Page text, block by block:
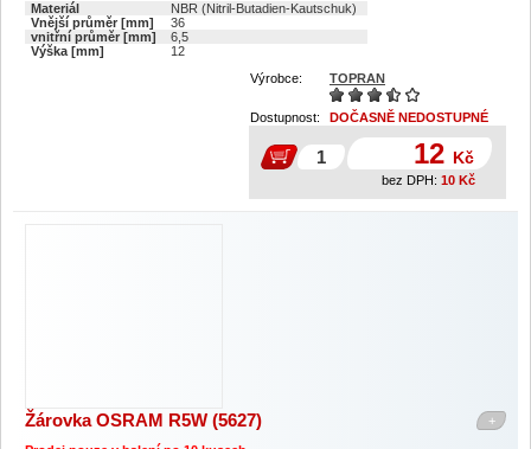
Materiál
NBR (Nitril-Butadien-Kautschuk)
Vnější průměr [mm]
36
vnitřní průměr [mm]
6,5
Výška [mm]
12
Výrobce:
TOPRAN
Dostupnost: DOČASNĚ NEDOSTUPNÉ
12 Kč
bez DPH: 10 Kč
+
Žárovka OSRAM R5W (5627)